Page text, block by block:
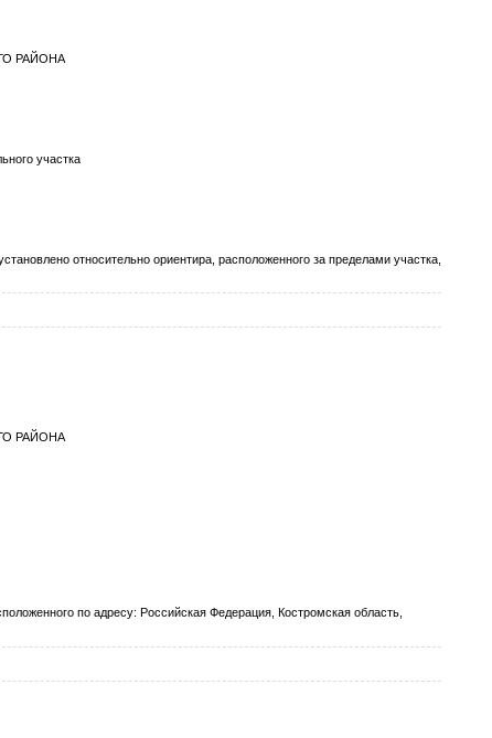
РАЙОНА
участка
относительно ориентира, расположенного за пределами участка,
РАЙОНА
по адресу: Российская Федерация, Костромская область,